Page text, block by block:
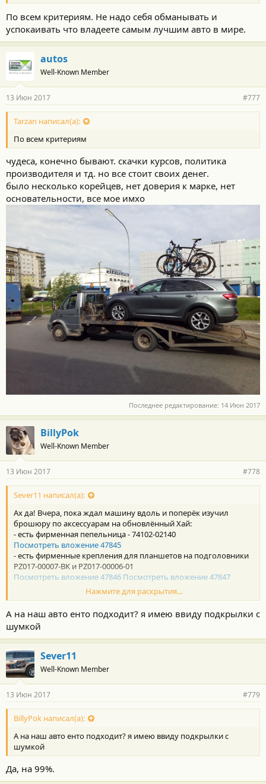
По всем критериям. Не надо себя обманывать и
успокаивать что владеете самым лучшим авто в мире.
autos
Well-Known Member
13 Июн 2017 #777
Tarzan написал(а):
По всем критериям
чудеса, конечно бывают. скачки курсов, политика
производителя и тд. но все стоит своих денег.
было несколько корейцев, нет доверия к марке, нет
основательности, все мое имхо
Последнее редактирование: 14 Июн 2017
BillyPok
Well-Known Member
13 Июн 2017 #778
Sever11 написал(а):
Ах да! Вчера, пока ждал машину вдоль и поперёк изучил
брошюру по аксессуарам на обновлённый Хай:
- есть фирменная пепельница - 74102-02140
Посмотреть вложение 47845
- есть фирменные крепления для планшетов на подголовники
PZ017-00007-BK и PZ017-00006-01
Посмотреть вложение 47846 Посмотреть вложение 47847
- кнопка отключения задних парктроников PW501-00560
- подкрылки. Причём есть простые пластиковые, что были ещё
при старте продаж оригинального 3-го Хая, так и (sic!) с
шумкой!
Посмотреть вложение 47850
Нажмите для раскрытия...
А на наш авто енто подходит? я имею ввиду подкрылки с
шумкой
Sever11
Well-Known Member
13 Июн 2017 #779
BillyPok написал(а):
А на наш авто енто подходит? я имею ввиду подкрылки с
шумкой
Да, на 99%.